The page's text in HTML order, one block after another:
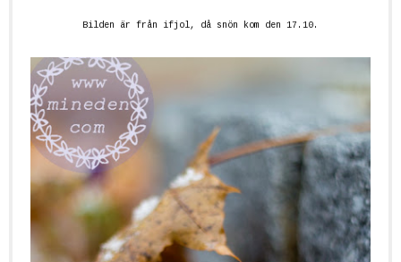
Bilden är från ifjol, då snön kom den 17.10.